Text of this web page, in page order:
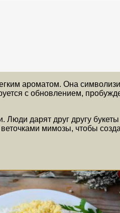
ароматом. Она
с обновлением,
дарят друг другу
мимозы, чтобы